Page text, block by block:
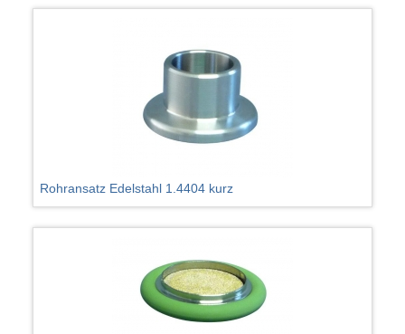
Rohransatz Edelstahl 1.4404 kurz